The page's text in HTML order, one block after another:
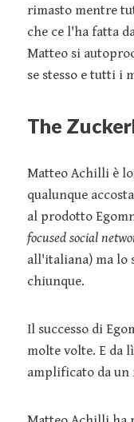
rimasto mentre
che ce l'ha fatta
Matteo si
se stesso e tutti i
The
Matteo Achilli è
qualunque
al prodotto
focused social
all'italiana) ma lo
chiunque.
Il successo di
molte volte. E da
amplificato da un